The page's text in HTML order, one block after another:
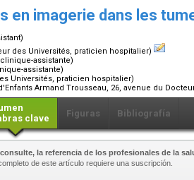
en imagerie dans les
des Universités, praticien hospitalier)
assistante)
assistante)
Universités, praticien hospitalier)
Armand Trousseau, 26, avenue du
clave
Figuras Bibliografía
la referencia de los profesionales de la
de este artículo requiere una suscripción.